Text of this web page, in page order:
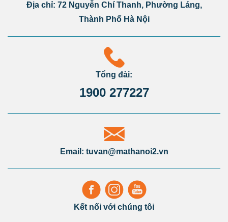
Địa chỉ: 72 Nguyễn Chí Thanh, Phường Láng,
Thành Phố Hà Nội
Tổng đài:
1900 277227
Email: tuvan@mathanoi2.vn
Kết nối với chúng tôi